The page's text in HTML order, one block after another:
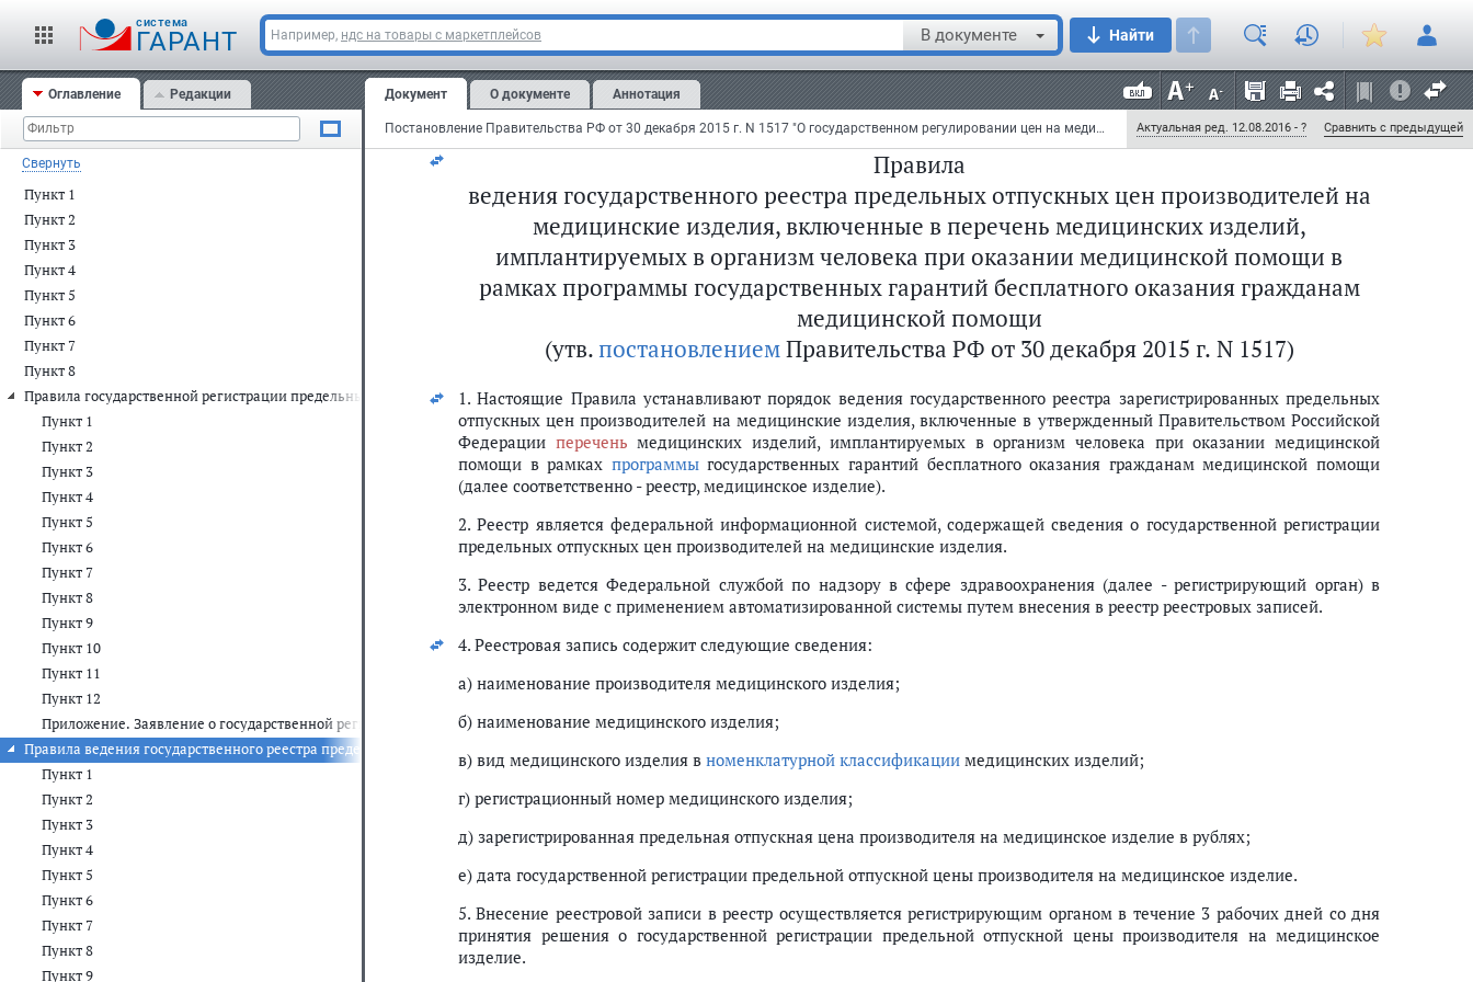
cистема
ГАРАНТ Например, ндс на товары с маркетплейсов В документе Найти
Оглавление Редакции
Свернуть
Пункт 1
Пункт 2
Пункт 3
Пункт 4
Пункт 5
Пункт 6
Пункт 7
Пункт 8
Правила государственной регистрации предельных отпускных цен производителей на медицинские изделия, включенные в перечень медицинских изделий, имплантируемых в организм человека при
Пункт 1
Пункт 2
Пункт 3
Пункт 4
Пункт 5
Пункт 6
Пункт 7
Пункт 8
Пункт 9
Пункт 10
Пункт 11
Пункт 12
Приложение. Заявление о государственной регистрации предельной отпускной цены производителя на медицинские изделия, включенные в перечень медицинских изделий, имплантируемых в организм
Правила ведения государственного реестра предельных отпускных цен производителей на медицинские изделия, включенные в перечень медицинских изделий, имплантируемых в организм человека при
Пункт 1
Пункт 2
Пункт 3
Пункт 4
Пункт 5
Пункт 6
Пункт 7
Пункт 8
Пункт 9
Документ О документе Аннотация
Постановление Правительства РФ от 30 декабря 2015 г. N 1517 "О государственном регулировании цен на медицинские изделия, включенные в перечень медицинских изделий, имплантируемых в организм человека при оказании медицинской помощи в рамках программы государственных гарантий бесплатного оказания гражданам медицинской помощи" (с изменениями и дополнениями) Актуальная ред. 12.08.2016 - ? Сравнить с предыдущей
Исполнитель
_____________
(подпись)
__________________________
(Ф.И.О., номер телефона)
Правила
ведения государственного реестра предельных отпускных цен производителей на
медицинские изделия, включенные в перечень медицинских изделий,
имплантируемых в организм человека при оказании медицинской помощи в
рамках программы государственных гарантий бесплатного оказания гражданам
медицинской помощи
(утв.постановлениемПравительства РФ от 30 декабря 2015 г. N 1517)
1. Настоящие Правила устанавливают порядок ведения государственного реестра зарегистрированных предельных
отпускных цен производителей на медицинские изделия, включенные в утвержденный Правительством Российской
Федерации перечень медицинских изделий, имплантируемых в организм человека при оказании медицинской
помощи в рамках программыгосударственных гарантий бесплатного оказания гражданам медицинской помощи
(далее соответственно - реестр, медицинское изделие).
2. Реестр является федеральной информационной системой, содержащей сведения о государственной регистрации
предельных отпускных цен производителей на медицинские изделия.
3. Реестр ведется Федеральной службой по надзору в сфере здравоохранения (далее - регистрирующий орган) в
электронном виде с применением автоматизированной системы путем внесения в реестр реестровых записей.
4. Реестровая запись содержит следующие сведения:
а) наименование производителя медицинского изделия;
б) наименование медицинского изделия;
в) вид медицинского изделия в номенклатурной классификации медицинских изделий;
г) регистрационный номер медицинского изделия;
д) зарегистрированная предельная отпускная цена производителя на медицинское изделие в рублях;
е) дата государственной регистрации предельной отпускной цены производителя на медицинское изделие.
5. Внесение реестровой записи в реестр осуществляется регистрирующим органом в течение 3 рабочих дней со дня
принятия решения о государственной регистрации предельной отпускной цены производителя на медицинское
изделие.